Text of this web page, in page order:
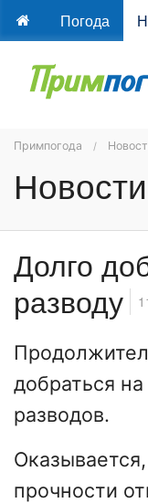
Погода
Примпогода
Новости
Долго
разводу
добраться
разводов.
прочности